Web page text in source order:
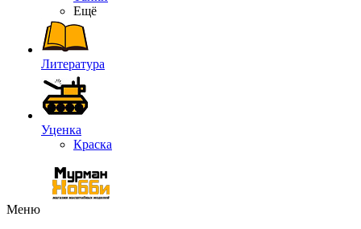
Ещё
Литература
Уценка
Краска
Меню